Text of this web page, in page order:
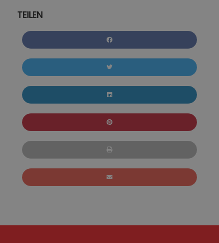
TEILEN